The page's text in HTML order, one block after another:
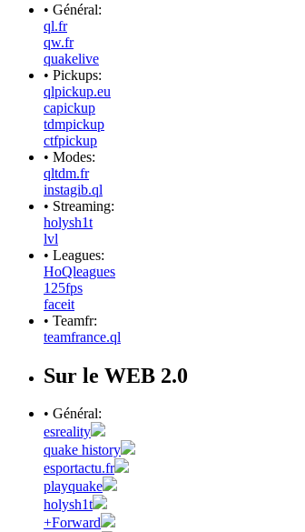
• Général:
ql.fr
qw.fr
quakelive
• Pickups:
qlpickup.eu
capickup
tdmpickup
ctfpickup
• Modes:
qltdm.fr
instagib.ql
• Streaming:
holysh1t
lvl
• Leagues:
HoQleagues
125fps
faceit
• Teamfr:
teamfrance.ql
Sur le WEB 2.0
• Général:
esreality
quake history
esportactu.fr
playquake
holysh1t
+Forward